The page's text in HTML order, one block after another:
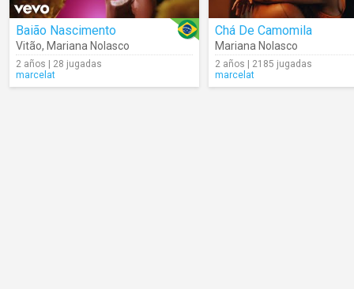
Baião Nascimento
Vitão, Mariana Nolasco
2 años | 28 jugadas
marcelat
Chá De Camomila
Mariana Nolasco
2 años | 2185 jugadas
marcelat